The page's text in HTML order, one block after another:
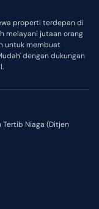
properti terdepan di
melayani jutaan orang
untuk membuat
dengan dukungan
Tertib Niaga (Ditjen